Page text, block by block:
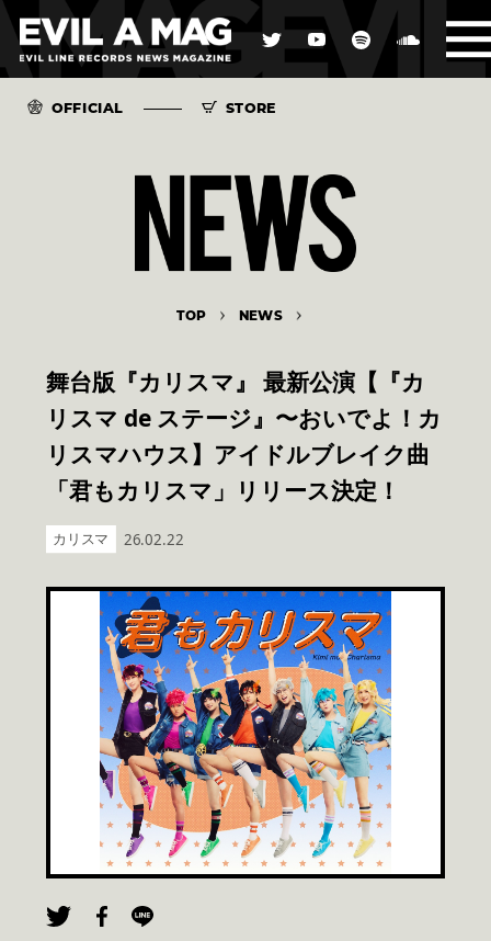
OFFICIAL STORE
TOP NEWS
舞台版『カリスマ』 最新公演【『カ
リスマ de ステージ』〜おいでよ！カ
リスマハウス】アイドルブレイク曲
「君もカリスマ」リリース決定！
カリスマ 26.02.22